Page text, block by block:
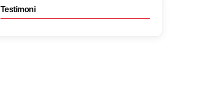
Testimoni